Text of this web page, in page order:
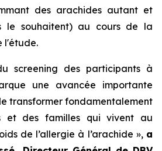
des arachides autant et
le souhaitent) au cours de la
l'étude.
screening des participants à
une avancée importante
transformer fondamentalement
et des familles qui vivent au
de l’allergie à l’arachide », a